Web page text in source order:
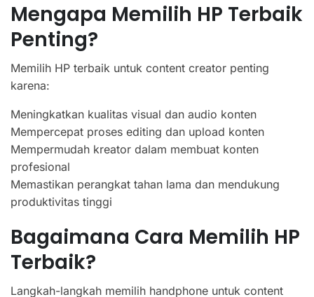
Mengapa Memilih HP Terbaik
Penting?
Memilih HP terbaik untuk content creator penting
karena:
Meningkatkan kualitas visual dan audio konten
Mempercepat proses editing dan upload konten
Mempermudah kreator dalam membuat konten
profesional
Memastikan perangkat tahan lama dan mendukung
produktivitas tinggi
Bagaimana Cara Memilih HP
Terbaik?
Langkah-langkah memilih handphone untuk content